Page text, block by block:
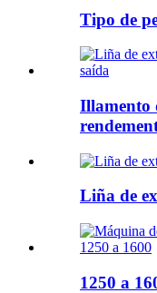
Tipo de
Illamento
Liña de
1250 a